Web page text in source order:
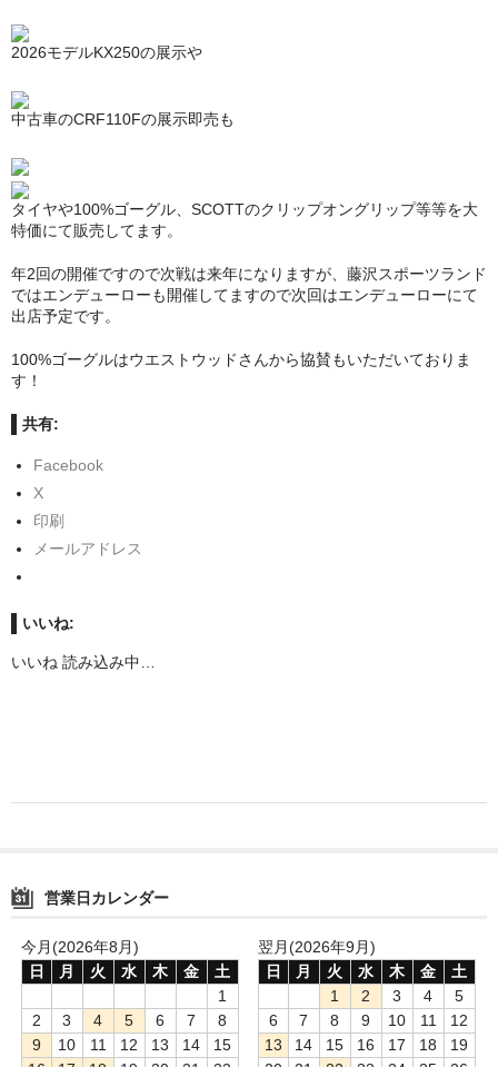
お問い合わせ
2026モデルKX250の展示や
中古車のCRF110Fの展示即売も
タイヤや100%ゴーグル、SCOTTのクリップオングリップ等等を大
特価にて販売してます。
年2回の開催ですので次戦は来年になりますが、藤沢スポーツランド
ではエンデューローも開催してますので次回はエンデューローにて
出店予定です。
100%ゴーグルはウエストウッドさんから協賛もいただいておりま
す！
共有:
Facebook
X
印刷
メールアドレス
いいね:
いいね 読み込み中…
営業日カレンダー
今月(2026年8月)
日
月 火 水 木 金
土
1
2
3 4 5 6 7
8
9
10 11 12 13 14
15
翌月(2026年9月)
日
月 火 水 木 金
土
1
2 3 4
5
6
7 8 9 10 11
12
13
14 15 16 17 18
19